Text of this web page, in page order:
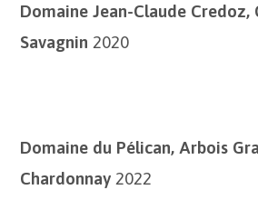
Domaine Jean-Claude Credoz,
Savagnin 2020
Domaine du Pélican, Arbois
Chardonnay 2022